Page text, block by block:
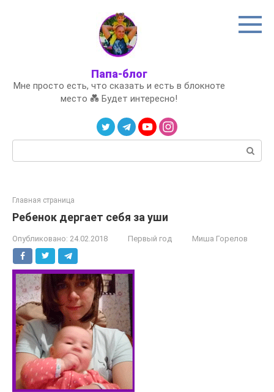
Папа-блог
Мне просто есть, что сказать и есть в блокноте
место 💑 Будет интересно!
Главная страница
Ребенок дергает себя за уши
Опубликовано: 24.02.2018 Первый год Миша Горелов